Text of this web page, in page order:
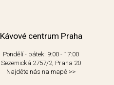
Kávové centrum Praha
Pondělí - pátek: 9:00 - 17:00
Sezemická 2757/2, Praha 20
Najděte nás na mapě >>